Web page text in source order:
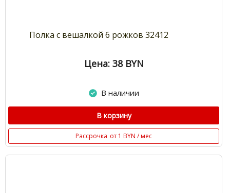
Полка с вешалкой 6 рожков 32412
Цена: 38 BYN
В наличии
В корзину
Рассрочка от 1 BYN / мес